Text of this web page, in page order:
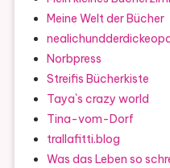
Meine Welt der Bücher
Norbpress
Streifis Bücherkiste
Taya`s crazy world
Tina-vom-Dorf
trallafitti.blog
Was das Leben so